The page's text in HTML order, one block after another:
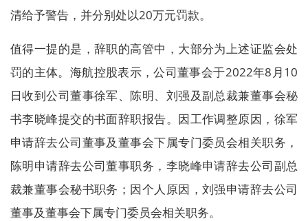
清给予警告，并分别处以20万元罚款。
值得一提的是，辞职的高管中，大部分为上述证监会处
罚的主体。海航控股表示，公司董事会于2022年8月10
日收到公司董事徐军、陈明、刘强及副总裁兼董事会秘
书李晓峰提交的书面辞职报告。因工作调整原因，徐军
申请辞去公司董事及董事会下属专门委员会相关职务，
陈明申请辞去公司董事职务，李晓峰申请辞去公司副总
裁兼董事会秘书职务；因个人原因，刘强申请辞去公司
董事及董事会下属专门委员会相关职务。